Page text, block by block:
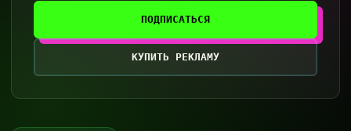
ПОДПИСАТЬСЯ
КУПИТЬ РЕКЛАМУ